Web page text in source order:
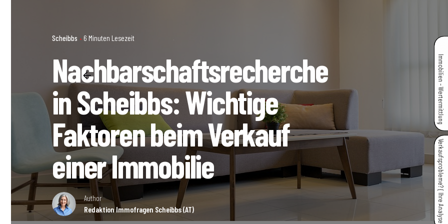
Scheibbs 6 Minuten Lesezeit
Nachbarschaftsrecherche
in Scheibbs: Wichtige
Faktoren beim Verkauf
einer Immobilie
Author
Redaktion Immofragen Scheibbs (AT)
Immobilien - Wertermittlung
Verkaufsprobleme? { Ihre Analyse }